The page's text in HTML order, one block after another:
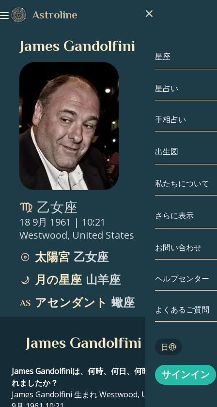
Astroline
星座
星座
山羊座
魚座
牡羊座
牡牛座
蟹座
獅子座
乙女座
射手座
星占い
手相占い
出生図
出生図
有名人
アストロカー
私たちについて
さらに表示
相性
タロット
エンジェルナ
お問い合わせ
ヘルプセンター
よくあるご質問
日
English
サインイン
James Gandolfini
乙女座
18 9月 1961 | 10:21
Westwood, United States
太陽宮 乙女座
月の星座 山羊座
アセンダント 蠍座
James Gandolfini 出生図
James Gandolfiniは、何時、何日、何時に、どこで生ま
れましたか？
James Gandolfini 生まれ Westwood, United States 18